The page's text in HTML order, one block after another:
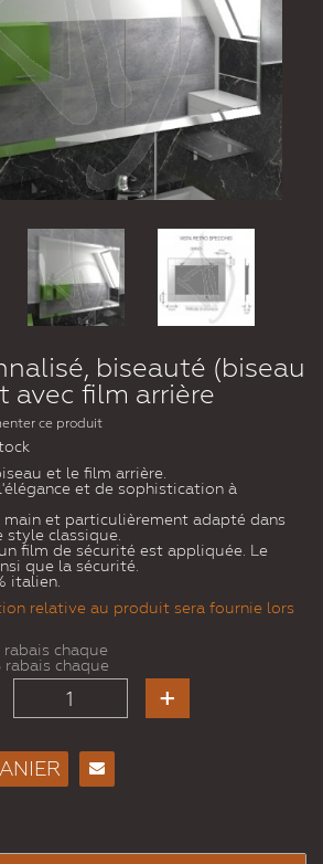
biseauté (biseau
avec film arrière
ce produit
et le film arrière.
et de sophistication à
et particulièrement adapté dans
style classique.
film de sécurité est appliquée. Le
que la sécurité.
italien.
relative au produit sera fournie lors
rabais chaque
rabais chaque